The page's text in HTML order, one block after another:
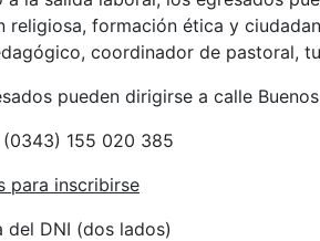
religiosa, formación ética y
coordinador de pastoral,
pueden dirigirse a calle
(0343) 155 020 385
para inscribirse
del DNI (dos lados)